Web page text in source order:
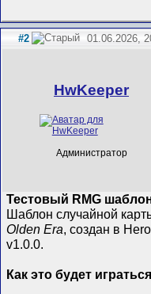
#2 01.06.2026,
HwKeeper
Администратор
Тестовый RMG
Шаблон случайной
Olden Era, создан в
v1.0.0.
Как это будет